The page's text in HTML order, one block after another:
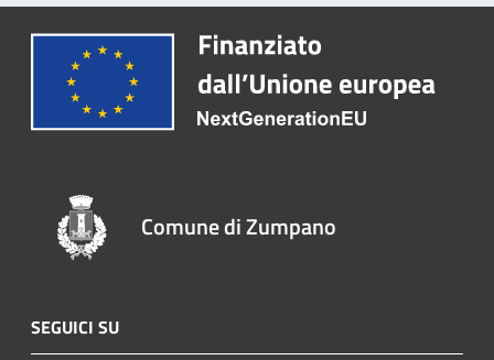
Comune di Zumpano
SEGUICI SU